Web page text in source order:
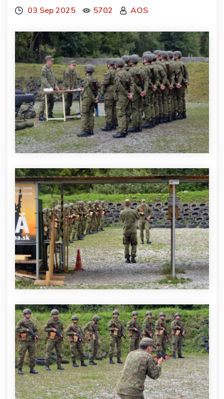
03 Sep 2025 5702 AOS